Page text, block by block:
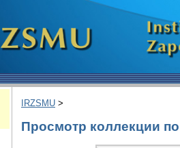
IRZSMU >
Просмотр коллекции